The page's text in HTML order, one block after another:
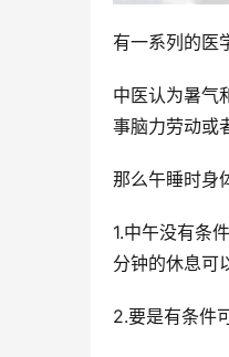
有一系列的医
中医认为暑气
事脑力劳动或
那么午睡时身
1.中午没有条
分钟的休息可
2.要是有条件